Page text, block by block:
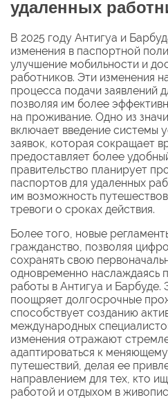
удаленных
В 2025 году Антигуа и
изменения в паспортной
улучшение мобильности и
работников. Эти изменения
процесса подачи заявлений
позволяя им более
на проживание. Одно из
включает введение системы
заявок, которая сокращает
предоставляет более
правительство планирует
паспортов для удаленных
им возможность
тревоги о сроках действия.
Более того, новые
гражданство, позволяя
сохранять свою
одновременно наслаждаясь
работы в Антигуа и Барбуде.
поощряет долгосрочные
способствует созданию
международных
изменения отражают
адаптироваться к
путешествий, делая ее
направлением для тех, кто
работой и отдыхом в